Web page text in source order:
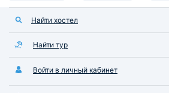
Найти хостел
Найти тур
Войти в личный кабинет